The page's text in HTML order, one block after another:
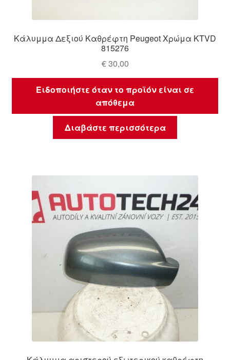
Κάλυμμα Δεξιού Καθρέφτη Peugeot Χρώμα KTVD
815276
€30,00
Ειδοποιήστε όταν το προϊόν είναι σε
απόθεμα
Διαβάστε περισσότερα